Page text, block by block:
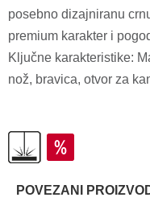
posebno dizajniranu
premium karakter i
Ključne karakteristike:
nož, bravica, otvor za
POVEZANI